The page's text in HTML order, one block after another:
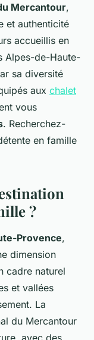
Mercantour,
et authenticité
accueillis en
Alpes-de-Haute-
sa diversité
aux chalet
vous
. Recherchez-
en famille
?
Provence,
dimension
cadre naturel
et vallées
La
du Mercantour
avec des